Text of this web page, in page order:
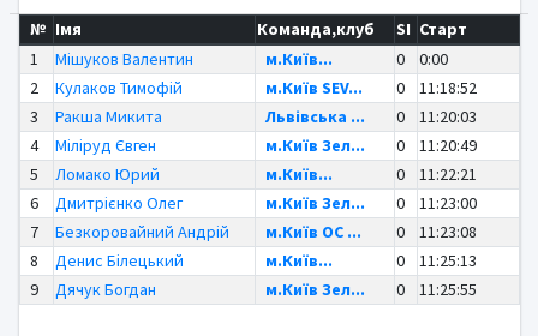
№ Імя Команда,клуб SI Старт
1
Мішуков Валентин м.Київ... 0
0:00
2
Кулаков Тимофій м.Київ SEV... 0
11:18:52
3
Ракша Микита Львівська ... 0
11:20:03
4
Міліруд Євген м.Київ Зел... 0
11:20:49
5
Ломако Юрий м.Київ... 0
11:22:21
6
Дмитрієнко Олег м.Київ Зел... 0
11:23:00
7
Безкоровайний Андрій м.Київ OC ... 0
11:23:08
8
Денис Білецький м.Київ... 0
11:25:13
9
Дячук Богдан м.Київ Зел... 0 11:25:55